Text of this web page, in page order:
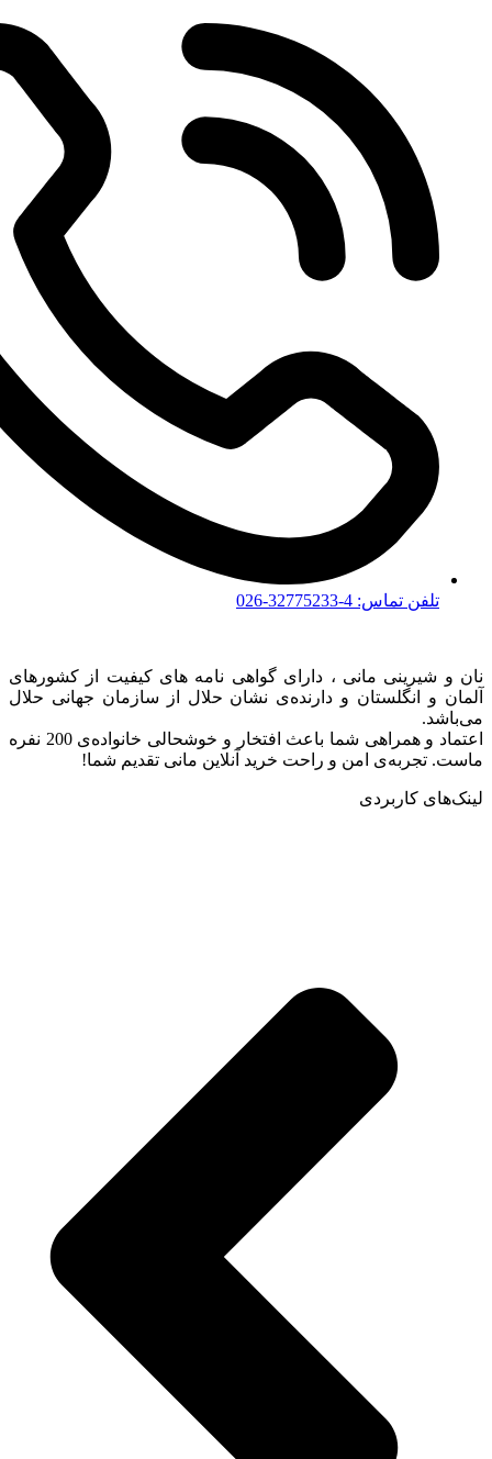
تلفن تماس: 4-32775233-026
نان و شیرینی مانی ، دارای گواهی نامه های کیفیت از کشورهای
آلمان و انگلستان و دارنده‌ی نشان حلال از سازمان جهانی حلال
می‌باشد.
اعتماد و همراهی شما باعث افتخار و خوشحالی خانواده‌ی 200 نفره
ماست. تجربه‌ی امن و راحت خرید آنلاین مانی تقدیم شما!
لینک‌های کاربردی